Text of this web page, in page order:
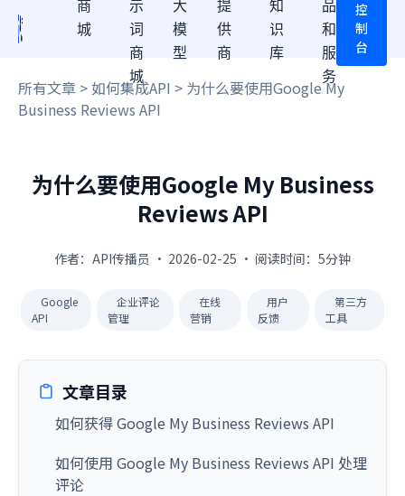
商
城
示
词
商
城
大
模
型
提
供
商
知
识
库
品
和
服
务
控
制
台
所有文章 >如何集成API > 为什么要使用Google My
Business Reviews API
为什么要使用Google My Business
Reviews API
作者：API传播员 · 2026-02-25 · 阅读时间：5分钟
Google
API
企业评论
管理
在线
营销
用户
反馈
第三方
工具
文章目录
如何获得 Google My Business Reviews API
如何使用 Google My Business Reviews API 处理
评论